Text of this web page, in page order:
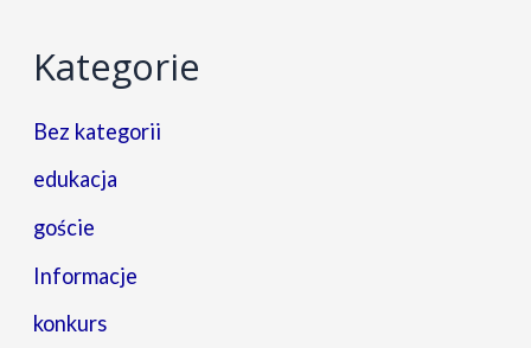
Kategorie
Bez kategorii
edukacja
goście
Informacje
konkurs